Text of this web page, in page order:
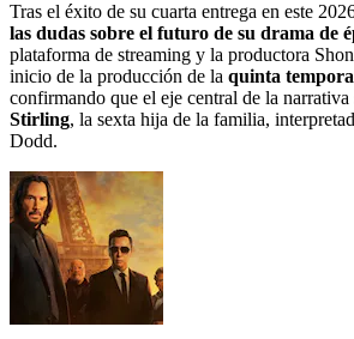
Tras el éxito de su cuarta entrega en este
las dudas sobre el futuro de su drama de
plataforma de streaming y la productora
inicio de la producción de la quinta
confirmando que el eje central de la narrativa
Stirling, la sexta hija de la familia,
Dodd.